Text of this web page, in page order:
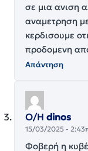
σε μια ανιση
αναμετρηση
κερδισουμε
προδομενη
Απάντηση
Ο/Η dinos
15/03/2025 -
Φοβερή η